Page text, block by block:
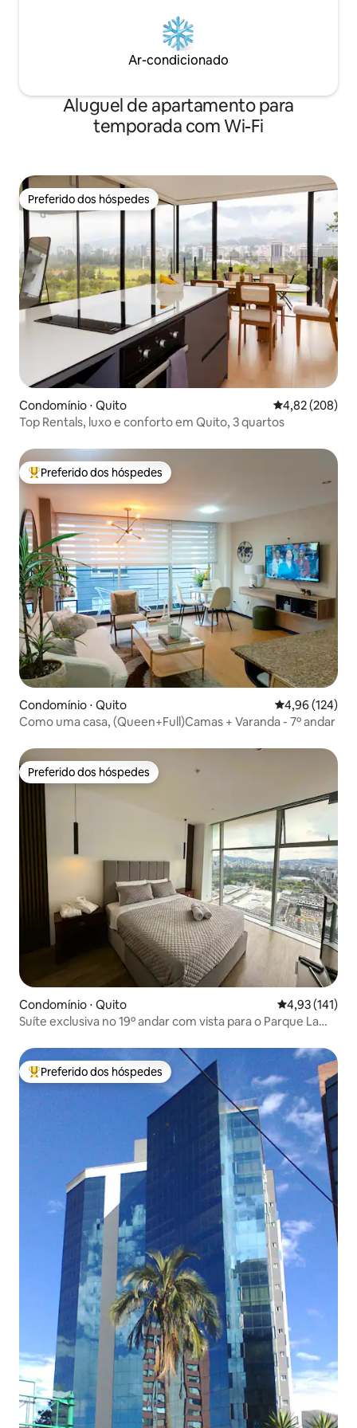
Ar-condicionado
Aluguel de apartamento para
temporada com Wi-Fi
Preferido dos hóspedes
Preferido dos hóspedes
Condomínio ⋅ Quito 4,82 de uma
4,82 (208)
Top Rentals, luxo e conforto em Quito, 3 quartos
Entre os melhores preferidos dos hóspedes
Preferido dos hóspedes
Condomínio ⋅ Quito 4,96 de uma
4,96 (124)
Como uma casa, (Queen+Full)Camas + Varanda - 7º andar
Preferido dos hóspedes
Preferido dos hóspedes
Condomínio ⋅ Quito 4,93 de uma
4,93 (141)
Suíte exclusiva no 19º andar com vista para o Parque La
Entre os melhores preferidos dos hóspedes
Preferido dos hóspedes